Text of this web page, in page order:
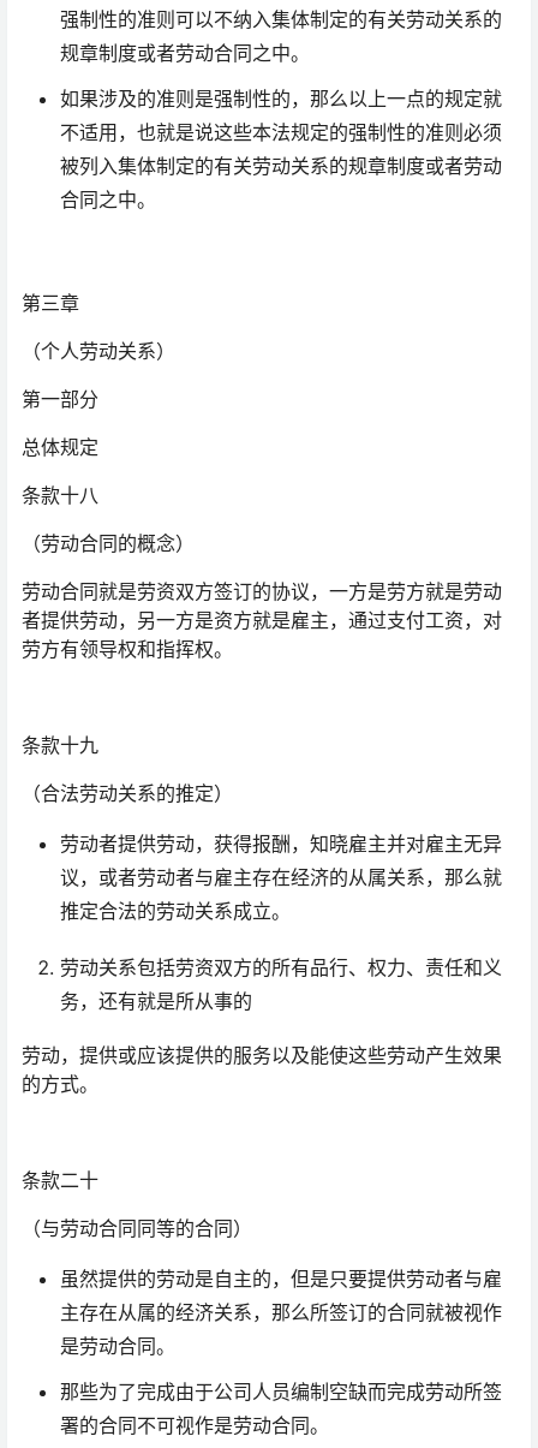
强制性的准则可以不纳入集体制定的有关劳动关系的
规章制度或者劳动合同之中。
如果涉及的准则是强制性的，那么以上一点的规定就
不适用，也就是说这些本法规定的强制性的准则必须
被列入集体制定的有关劳动关系的规章制度或者劳动
合同之中。
第三章
（个人劳动关系）
第一部分
总体规定
条款十八
（劳动合同的概念）
劳动合同就是劳资双方签订的协议，一方是劳方就是劳动
者提供劳动，另一方是资方就是雇主，通过支付工资，对
劳方有领导权和指挥权。
条款十九
（合法劳动关系的推定）
劳动者提供劳动，获得报酬，知晓雇主并对雇主无异
议，或者劳动者与雇主存在经济的从属关系，那么就
推定合法的劳动关系成立。
劳动关系包括劳资双方的所有品行、权力、责任和义
务，还有就是所从事的
劳动，提供或应该提供的服务以及能使这些劳动产生效果
的方式。
条款二十
（与劳动合同同等的合同）
虽然提供的劳动是自主的，但是只要提供劳动者与雇
主存在从属的经济关系，那么所签订的合同就被视作
是劳动合同。
那些为了完成由于公司人员编制空缺而完成劳动所签
署的合同不可视作是劳动合同。